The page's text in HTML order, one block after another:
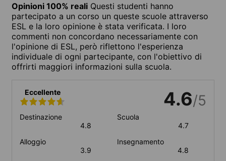
Opinioni 100% reali Questi studenti hanno
partecipato a un corso un queste scuole attraverso
ESL e la loro opinione è stata verificata. I loro
commenti non concordano necessariamente con
l'opinione di ESL, però riflettono l'esperienza
individuale di ogni partecipante, con l'obiettivo di
offrirti maggiori informazioni sulla scuola.
Eccellente 4.6/5
Destinazione
4.8
Scuola
4.7
Alloggio
3.9
Insegnamento
4.8